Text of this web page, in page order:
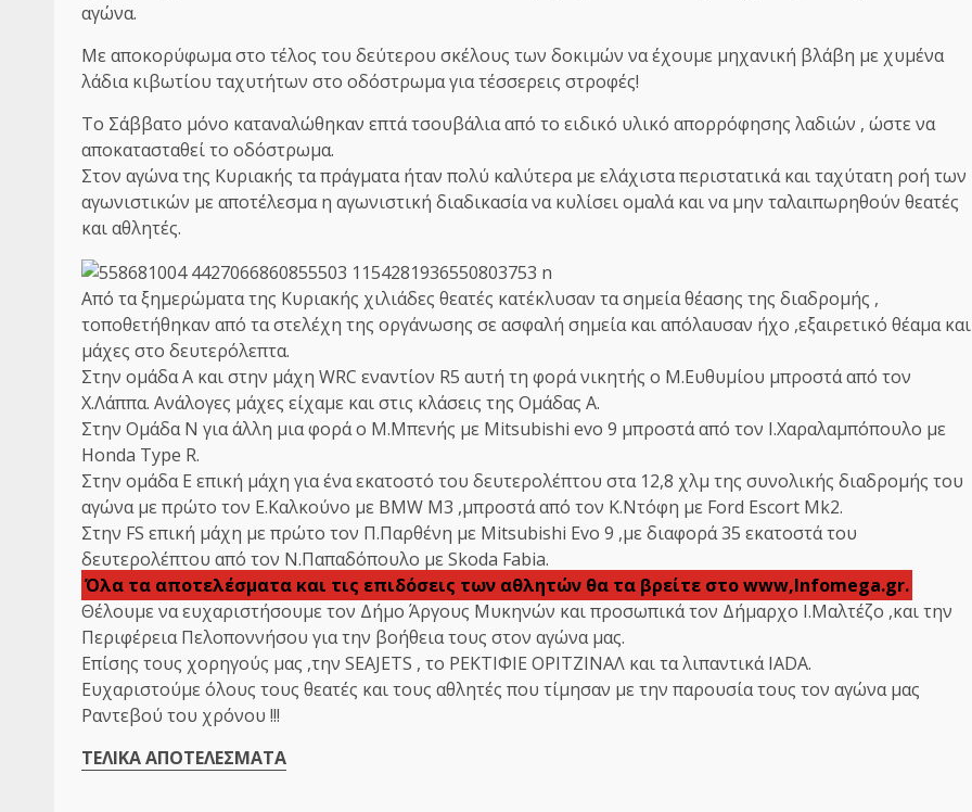
αγώνα.
Με αποκορύφωμα στο τέλος του δεύτερου σκέλους των δοκιμών να έχουμε μηχανική βλάβη με χυμένα
λάδια κιβωτίου ταχυτήτων στο οδόστρωμα για τέσσερεις στροφές!
Το Σάββατο μόνο καταναλώθηκαν επτά τσουβάλια από το ειδικό υλικό απορρόφησης λαδιών , ώστε να
αποκατασταθεί το οδόστρωμα.
Στον αγώνα της Kυριακής τα πράγματα ήταν πολύ καλύτερα με ελάχιστα περιστατικά και ταχύτατη ροή των
αγωνιστικών με αποτέλεσμα η αγωνιστική διαδικασία να κυλίσει ομαλά και να μην ταλαιπωρηθούν θεατές
και αθλητές.
Από τα ξημερώματα της Κυριακής χιλιάδες θεατές κατέκλυσαν τα σημεία θέασης της διαδρομής ,
τοποθετήθηκαν από τα στελέχη της οργάνωσης σε ασφαλή σημεία και απόλαυσαν ήχο ,εξαιρετικό θέαμα και
μάχες στο δευτερόλεπτα.
Στην ομάδα Α και στην μάχη WRC εναντίον R5 αυτή τη φορά νικητής ο Μ.Ευθυμίου μπροστά από τον
Χ.Λάππα. Ανάλογες μάχες είχαμε και στις κλάσεις της Ομάδας Α.
Στην Ομάδα Ν για άλλη μια φορά ο Μ.Μπενής με Mitsubishi evo 9 μπροστά από τον Ι.Χαραλαμπόπουλο με
Honda Type R.
Στην ομάδα Ε επική μάχη για ένα εκατοστό του δευτερολέπτου στα 12,8 χλμ της συνολικής διαδρομής του
αγώνα με πρώτο τον Ε.Καλκούνο με BMW M3 ,μπροστά από τον Κ.Ντόφη με Ford Escort Mk2.
Στην FS επική μάχη με πρώτο τον Π.Παρθένη με Mitsubishi Evo 9 ,με διαφορά 35 εκατοστά του
δευτερολέπτου από τον Ν.Παπαδόπουλο με Skoda Fabia.
Όλα τα αποτελέσματα και τις επιδόσεις των αθλητών θα τα βρείτε στο www,Infomega.gr.
Θέλουμε να ευχαριστήσουμε τον Δήμο Άργους Μυκηνών και προσωπικά τον Δήμαρχο Ι.Μαλτέζο ,και την
Περιφέρεια Πελοποννήσου για την βοήθεια τους στον αγώνα μας.
Επίσης τους χορηγούς μας ,την SEAJETS , το ΡΕΚΤΙΦΙΕ ΟΡΙΤΖΙΝΑΛ και τα λιπαντικά IADA.
Eυχαριστούμε όλους τους θεατές και τους αθλητές που τίμησαν με την παρουσία τους τον αγώνα μας
Ραντεβού του χρόνου !!!
ΤΕΛΙΚΑ ΑΠΟΤΕΛΕΣΜΑΤΑ